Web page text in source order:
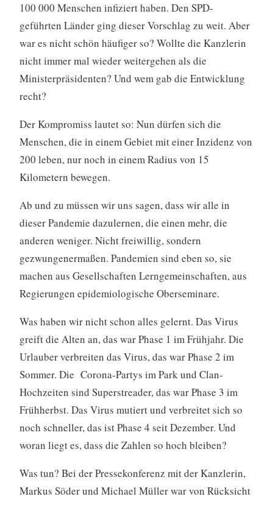
100 000 Menschen infiziert haben. Den SPD-
geführten Länder ging dieser Vorschlag zu weit. Aber
war es nicht schön häufiger so? Wollte die Kanzlerin
nicht immer mal wieder weitergehen als die
Ministerpräsidenten? Und wem gab die Entwicklung
recht?
Der Kompromiss lautet so: Nun dürfen sich die
Menschen, die in einem Gebiet mit einer Inzidenz von
200 leben, nur noch in einem Radius von 15
Kilometern bewegen.
Ab und zu müssen wir uns sagen, dass wir alle in
dieser Pandemie dazulernen, die einen mehr, die
anderen weniger. Nicht freiwillig, sondern
gezwungenermaßen. Pandemien sind eben so, sie
machen aus Gesellschaften Lerngemeinschaften, aus
Regierungen epidemiologische Oberseminare.
Was haben wir nicht schon alles gelernt. Das Virus
greift die Alten an, das war Phase 1 im Frühjahr. Die
Urlauber verbreiten das Virus, das war Phase 2 im
Sommer. Die Corona-Partys im Park und Clan-
Hochzeiten sind Superstreader, das war Phase 3 im
Frühherbst. Das Virus mutiert und verbreitet sich so
noch schneller, das ist Phase 4 seit Dezember. Und
woran liegt es, dass die Zahlen so hoch bleiben?
Was tun? Bei der Pressekonferenz mit der Kanzlerin,
Markus Söder und Michael Müller war von Rücksicht